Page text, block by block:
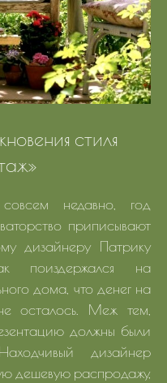
стиля
недавно, год
приписывают
дизайнеру Патрику
поиздержался на
дома, что денег на
осталось. Меж тем,
должны были
дизайнер
дешевую распродажу,